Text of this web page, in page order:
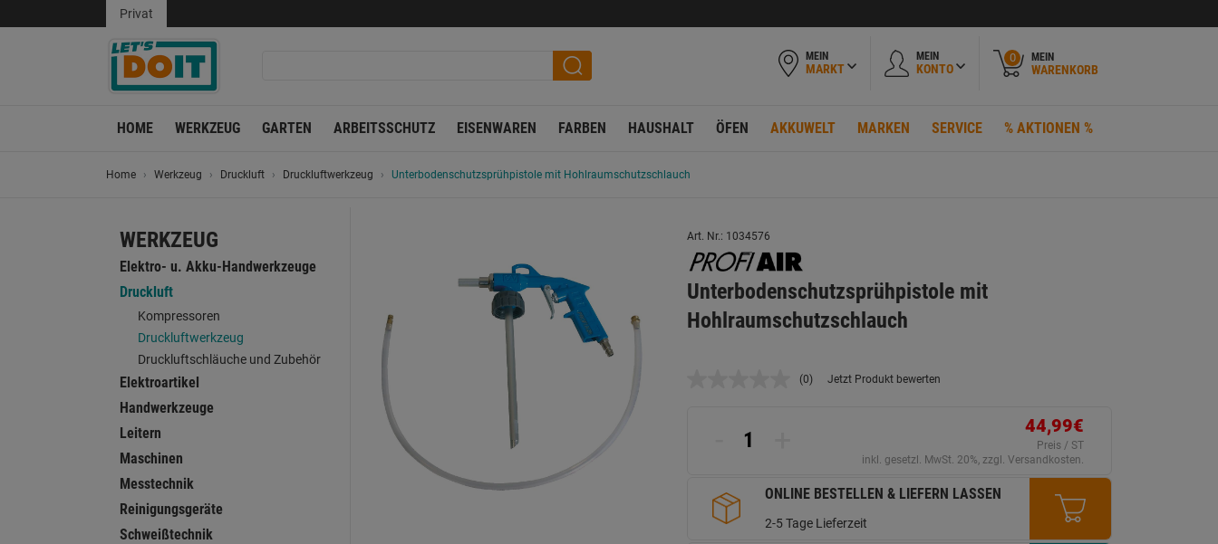
Privat
MEIN
MARKT
MEIN
KONTO
0 MEIN
WARENKORB
HOME WERKZEUG GARTEN ARBEITSSCHUTZ EISENWAREN FARBEN HAUSHALT ÖFEN AKKUWELT MARKEN SERVICE % AKTIONEN %
Home Werkzeug Druckluft Druckluftwerkzeug Unterbodenschutzsprühpistole mit Hohlraumschutzschlauch
WERKZEUG
Elektro- u. Akku-Handwerkzeuge
Druckluft
Kompressoren
Druckluftwerkzeug
Druckluftschläuche und Zubehör
Elektroartikel
Handwerkzeuge
Leitern
Maschinen
Messtechnik
Reinigungsgeräte
Schweißtechnik
Art. Nr.: 1034576
Unterbodenschutzsprühpistole mit
Hohlraumschutzschlauch
Kein
(0) Jetzt Produkt bewerten
44,99€
Preis / ST
inkl. gesetzl. MwSt. 20%, zzgl. Versandkosten.
ONLINE BESTELLEN & LIEFERN LASSEN
2-5 Tage Lieferzeit